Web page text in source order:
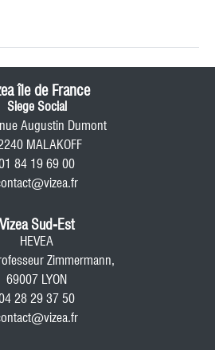
île de France
Siege Social
Augustin Dumont
MALAKOFF
84 19 69 00
Vizea Sud-Est
HEVEA
Zimmermann,
69007 LYON
28 29 37 50